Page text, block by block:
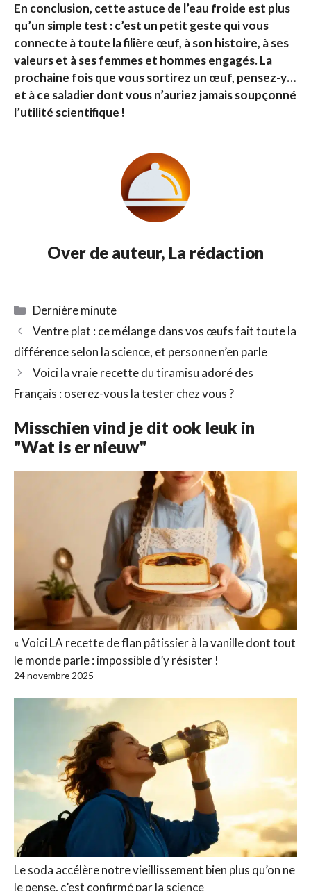
En conclusion, cette astuce de l’eau froide est plus
qu’un simple test : c’est un petit geste qui vous
connecte à toute la filière œuf, à son histoire, à ses
valeurs et à ses femmes et hommes engagés. La
prochaine fois que vous sortirez un œuf, pensez-y…
et à ce saladier dont vous n’auriez jamais soupçonné
l’utilité scientifique !
Over de auteur, La rédaction
Catégories
Dernière minute
Ventre plat : ce mélange dans vos œufs fait toute la
différence selon la science, et personne n’en parle
Voici la vraie recette du tiramisu adoré des
Français : oserez-vous la tester chez vous ?
Misschien vind je dit ook leuk in
"Wat is er nieuw"
« Voici LA recette de flan pâtissier à la vanille dont tout
le monde parle : impossible d’y résister !
24 novembre 2025
Le soda accélère notre vieillissement bien plus qu’on ne
le pense, c’est confirmé par la science